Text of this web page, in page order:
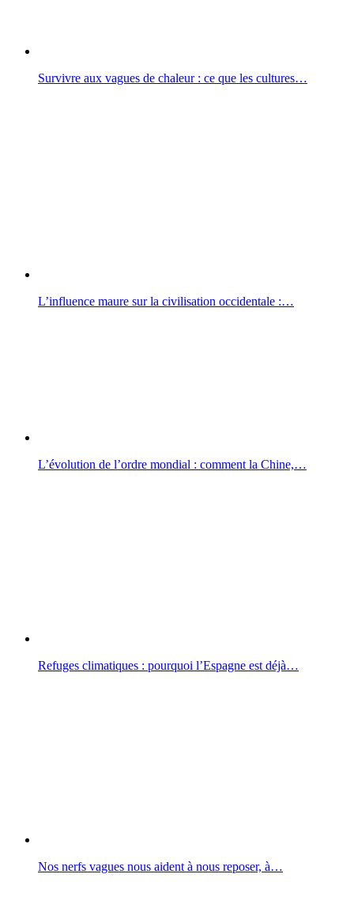
Survivre aux vagues de chaleur : ce que les cultures…
L’influence maure sur la civilisation occidentale :…
L’évolution de l’ordre mondial : comment la Chine,…
Refuges climatiques : pourquoi l’Espagne est déjà…
Nos nerfs vagues nous aident à nous reposer, à…